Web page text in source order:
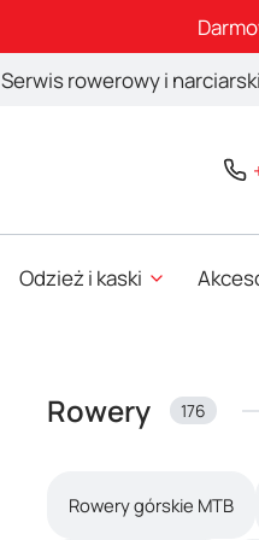
Serwis rowerowy i narciarski
Odzież i kaski
Rowery 176
Rowery górskie MTB